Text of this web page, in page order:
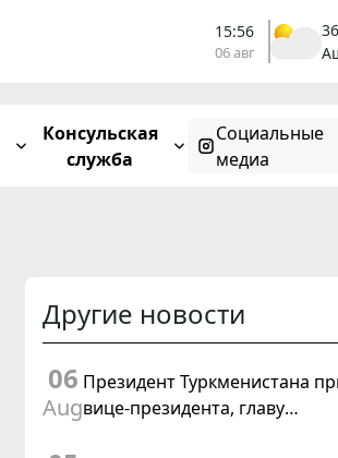
15:56
06 авг
Консульская
служба
Социальные
медиа
Другие новости
06
Aug
Президент Туркменистана
вице-президента, главу